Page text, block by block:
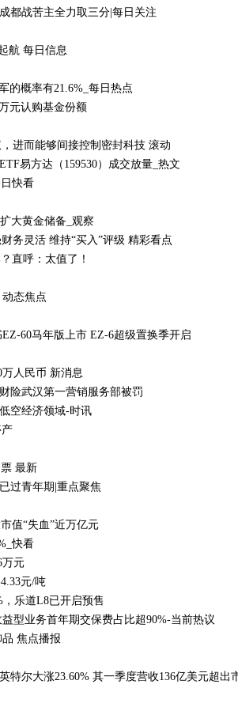
都战苦主全力取三分|每日关注
航 每日信息
的概率有21.6%_每日热点
元认购基金份额
进而能够间接控制密封科技 滚动
易方达（159530）成交放量_热文
快看
大黄金储备_观察
务灵活 维持“买入”评级 精彩看点
直呼：太值了！
态焦点
60马年版上市 EZ-6超级置换季开启
人民币 新消息
险武汉第一营销服务部被罚
空经济领域-时讯
最新
过青年期|重点聚焦
值“失血”近万亿元
快看
万元
元/吨
乐道L8已开启预售
型业务首年期交保费占比超90%-当前热议
焦点播报
特尔大涨23.60% 其一季度营收136亿美元超出